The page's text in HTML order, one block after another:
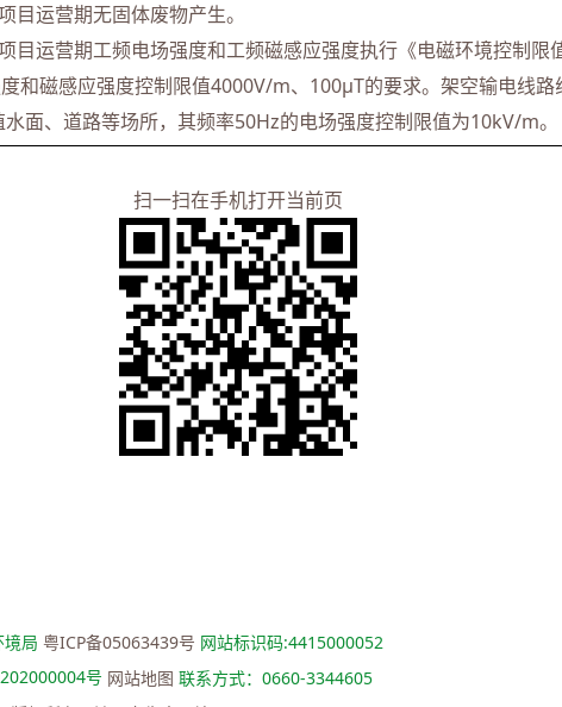
目运营期无固体废物产生。
项目运营期工频电场强度和工频磁感应强度执行《电磁环境控制
和磁感应强度控制限值4000V/m、100μT的要求。架空输电线路
面、道路等场所，其频率50Hz的电场强度控制限值为10kV/m。
扫一扫在手机打开当前页
局 粤ICP备05063439号 网站标识码:4415000052
号 网站地图 联系方式：0660-3344605